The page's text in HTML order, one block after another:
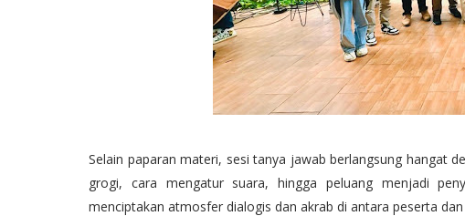
Selain paparan materi, sesi tanya jawab berlangsung hangat
grogi, cara mengatur suara, hingga peluang menjadi
menciptakan atmosfer dialogis dan akrab di antara peserta